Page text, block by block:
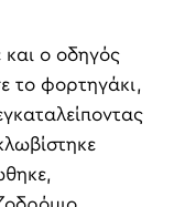
ο οδηγός
το φορτηγάκι,